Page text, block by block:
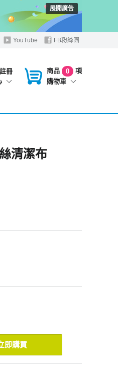
展開廣告
YouTube FB粉絲團
註冊
商品 0
項
購物車
清潔布
即購買